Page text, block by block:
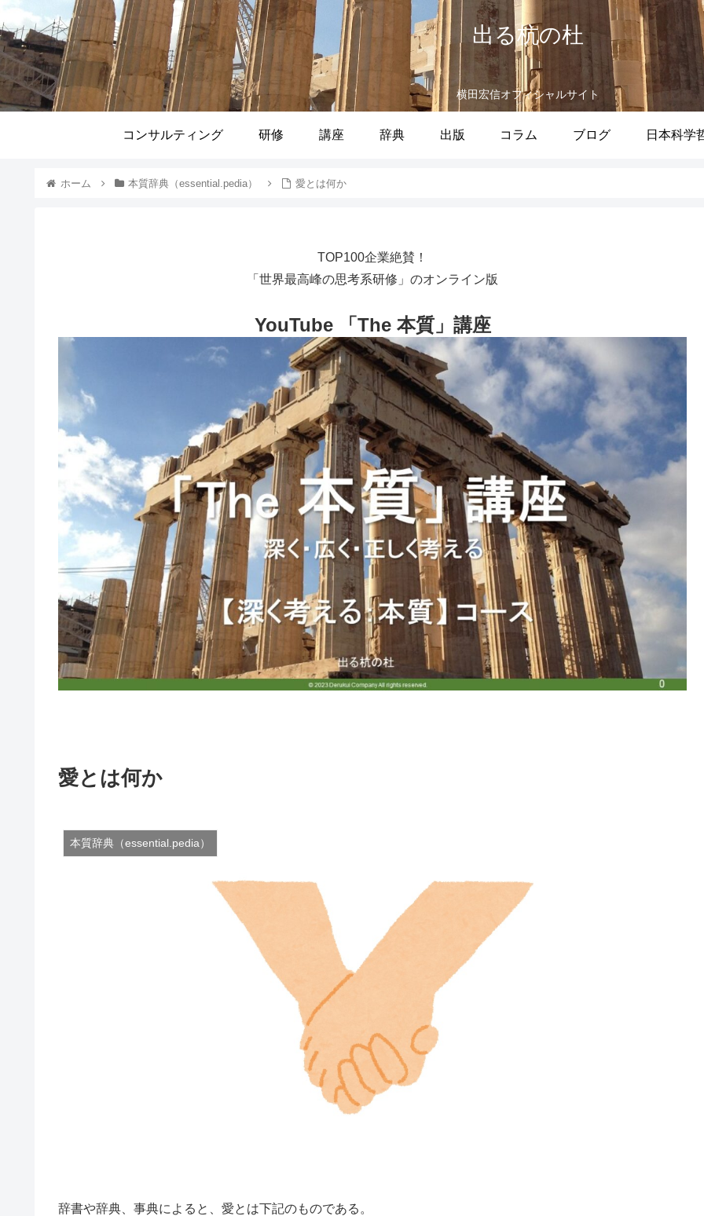
出る杭の杜
横田宏信オフィシャルサイト
コンサルティング 研修 講座 辞典 出版 コラム ブログ 日本科学
ホーム 本質辞典（essential.pedia） 愛とは何か
TOP100企業絶賛！
「世界最高峰の思考系研修」のオンライン版
YouTube 「The 本質」講座
愛とは何か
本質辞典（essential.pedia）
辞書や辞典、事典によると、愛とは下記のものである。